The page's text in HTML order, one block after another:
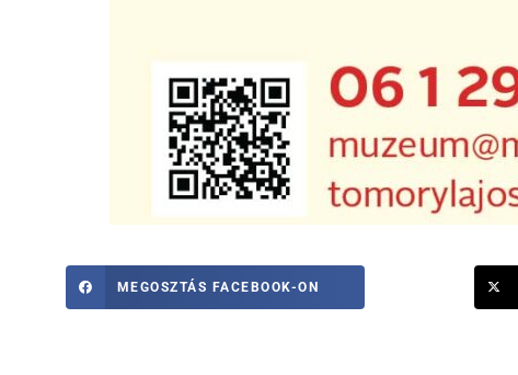
MEGOSZTÁS FACEBOOK-ON